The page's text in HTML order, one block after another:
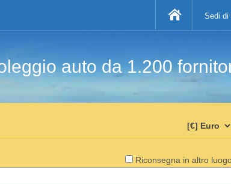
Sedi di
auto da 1.200
Riconsegna in altro